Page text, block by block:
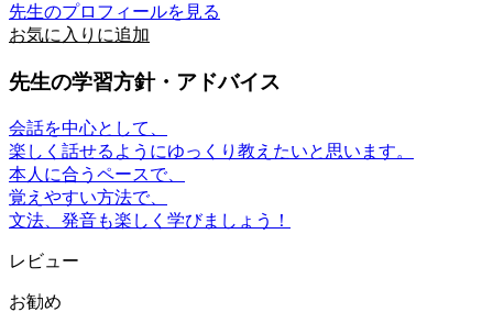
先生のプロフィールを見る
お気に入りに追加
先生の学習方針・アドバイス
会話を中心として、
楽しく話せるようにゆっくり教えたいと思います。
本人に合うペースで、
覚えやすい方法で、
文法、発音も楽しく学びましょう！
レビュー
お勧め